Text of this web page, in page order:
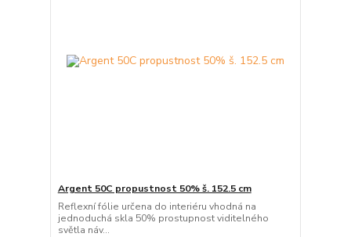
Argent 50C propustnost 50% š. 152.5 cm
Reflexní fólie určena do interiéru vhodná na
jednoduchá skla 50% prostupnost viditelného
světla náv...